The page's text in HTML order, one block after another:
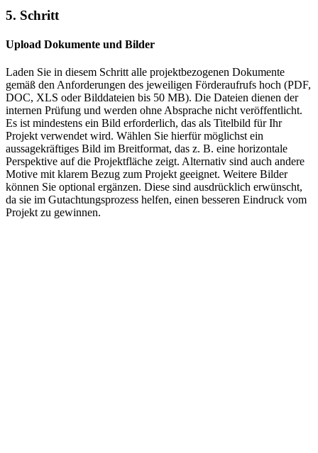
5. Schritt
Upload Dokumente und Bilder
Laden Sie in diesem Schritt alle projektbezogenen Dokumente
gemäß den Anforderungen des jeweiligen Förderaufrufs hoch (PDF,
DOC, XLS oder Bilddateien bis 50 MB). Die Dateien dienen der
internen Prüfung und werden ohne Absprache nicht veröffentlicht.
Es ist mindestens ein Bild erforderlich, das als Titelbild für Ihr
Projekt verwendet wird. Wählen Sie hierfür möglichst ein
aussagekräftiges Bild im Breitformat, das z. B. eine horizontale
Perspektive auf die Projektfläche zeigt. Alternativ sind auch andere
Motive mit klarem Bezug zum Projekt geeignet. Weitere Bilder
können Sie optional ergänzen. Diese sind ausdrücklich erwünscht,
da sie im Gutachtungsprozess helfen, einen besseren Eindruck vom
Projekt zu gewinnen.